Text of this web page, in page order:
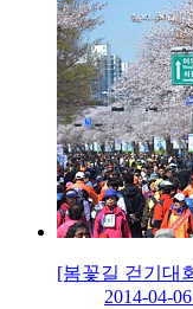
[봄꽃길 걷기대
2014-04-